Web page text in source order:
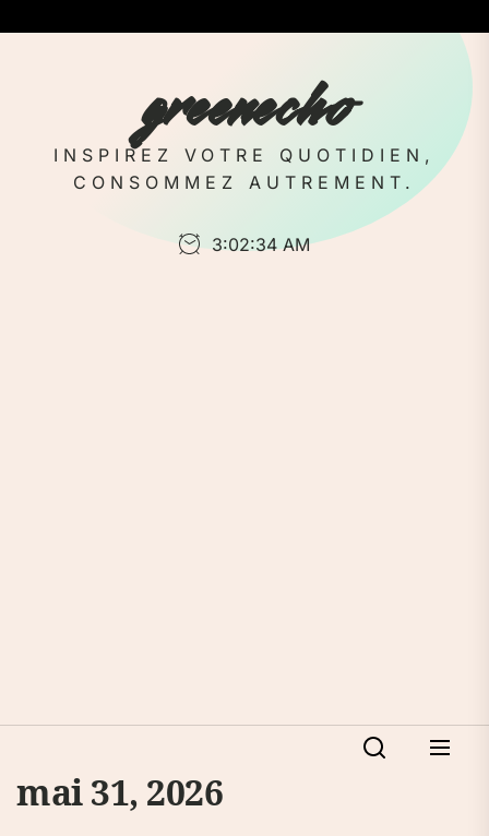
to
greenecho
INSPIREZ VOTRE QUOTIDIEN,
CONSOMMEZ AUTREMENT.
3:02:34 AM
mai 31, 2026